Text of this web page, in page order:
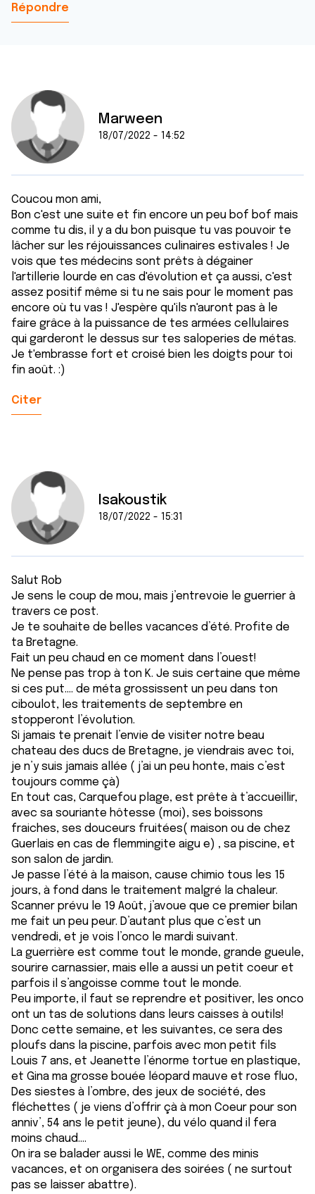
Répondre
Marween
18/07/2022 - 14:52
Coucou mon ami,
Bon c'est une suite et fin encore un peu bof bof mais
comme tu dis, il y a du bon puisque tu vas pouvoir te
lâcher sur les réjouissances culinaires estivales ! Je
vois que tes médecins sont prêts à dégainer
l'artillerie lourde en cas d'évolution et ça aussi, c'est
assez positif même si tu ne sais pour le moment pas
encore où tu vas ! J'espère qu'ils n'auront pas à le
faire grâce à la puissance de tes armées cellulaires
qui garderont le dessus sur tes saloperies de métas.
Je t'embrasse fort et croisé bien les doigts pour toi
fin août. :)
Citer
Isakoustik
18/07/2022 - 15:31
Salut Rob
Je sens le coup de mou, mais j’entrevoie le guerrier à
travers ce post.
Je te souhaite de belles vacances d’été. Profite de
ta Bretagne.
Fait un peu chaud en ce moment dans l’ouest!
Ne pense pas trop à ton K. Je suis certaine que même
si ces put…. de méta grossissent un peu dans ton
ciboulot, les traitements de septembre en
stopperont l’évolution.
Si jamais te prenait l’envie de visiter notre beau
chateau des ducs de Bretagne, je viendrais avec toi,
je n’y suis jamais allée ( j’ai un peu honte, mais c’est
toujours comme çà)
En tout cas, Carquefou plage, est prête à t’accueillir,
avec sa souriante hôtesse (moi), ses boissons
fraiches, ses douceurs fruitées( maison ou de chez
Guerlais en cas de flemmingite aigu e) , sa piscine, et
son salon de jardin.
Je passe l’été à la maison, cause chimio tous les 15
jours, à fond dans le traitement malgré la chaleur.
Scanner prévu le 19 Août, j’avoue que ce premier bilan
me fait un peu peur. D’autant plus que c’est un
vendredi, et je vois l’onco le mardi suivant.
La guerrière est comme tout le monde, grande gueule,
sourire carnassier, mais elle a aussi un petit coeur et
parfois il s’angoisse comme tout le monde.
Peu importe, il faut se reprendre et positiver, les onco
ont un tas de solutions dans leurs caisses à outils!
Donc cette semaine, et les suivantes, ce sera des
ploufs dans la piscine, parfois avec mon petit fils
Louis 7 ans, et Jeanette l’énorme tortue en plastique,
et Gina ma grosse bouée léopard mauve et rose fluo,
Des siestes à l’ombre, des jeux de société, des
fléchettes ( je viens d’offrir çà à mon Coeur pour son
anniv’, 54 ans le petit jeune), du vélo quand il fera
moins chaud….
On ira se balader aussi le WE, comme des minis
vacances, et on organisera des soirées ( ne surtout
pas se laisser abattre).